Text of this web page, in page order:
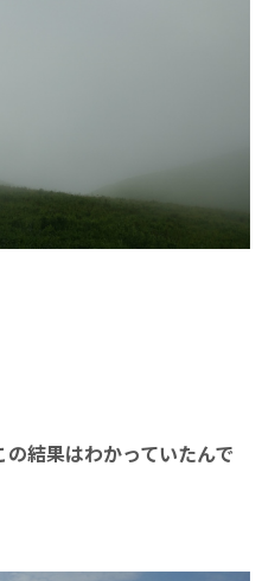
結果はわかっていたんで